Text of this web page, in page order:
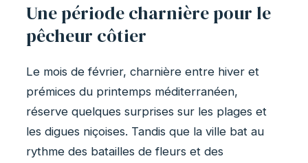
Une période charnière pour le
pêcheur côtier
Le mois de février, charnière entre hiver et
prémices du printemps méditerranéen,
réserve quelques surprises sur les plages et
les digues niçoises. Tandis que la ville bat au
rythme des batailles de fleurs et des